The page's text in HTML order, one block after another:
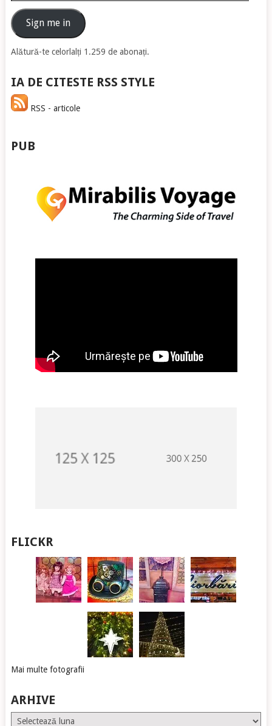
emailSign me in
Alătură-te celorlalți 1.259 de abonați.
IA DE CITESTE RSS STYLE
RSS - articole
PUB
FLICKR
Mai multe fotografii
ARHIVE
Arhive